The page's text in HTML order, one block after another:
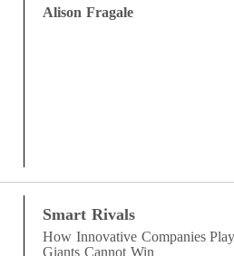
Alison Fragale
Smart Rivals
How Innovative Companies
Giants Cannot Win